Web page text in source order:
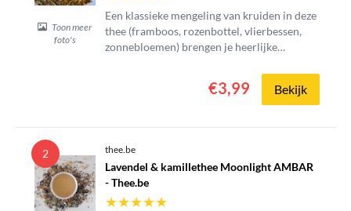
Toon meer
foto's
Een klassieke mengeling van kruiden in deze
thee (framboos, rozenbottel, vlierbessen,
zonnebloemen) brengen je heerlijke
€3,99 Bekijk
2 thee.be
Lavendel & kamillethee Moonlight AMBAR
- Thee.be
★★★★★